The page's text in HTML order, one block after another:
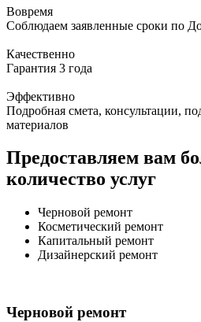
Вовремя
Соблюдаем заявленные сроки по
Качественно
Гарантия 3 года
Эффективно
Подробная смета, консультации,
материалов
Предоставляем вам
количество услуг
Черновой ремонт
Косметический ремонт
Капитальный ремонт
Дизайнерский ремонт
Черновой ремонт